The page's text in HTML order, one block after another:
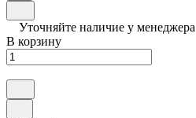
Уточняйте наличие у менеджера
В корзину